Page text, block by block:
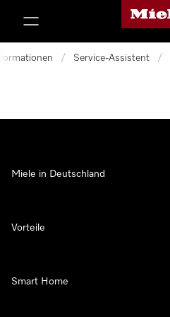
Miele-
/ Service-Assistent /
Miele in Deutschland
Vorteile
Smart Home